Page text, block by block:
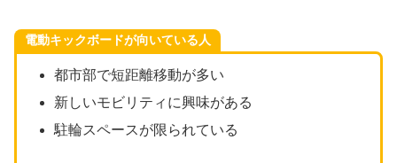
電動キックボードが向いている人
都市部で短距離移動が多い
新しいモビリティに興味がある
駐輪スペースが限られている